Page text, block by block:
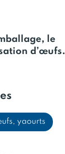
le
d’œufs.
yaourts